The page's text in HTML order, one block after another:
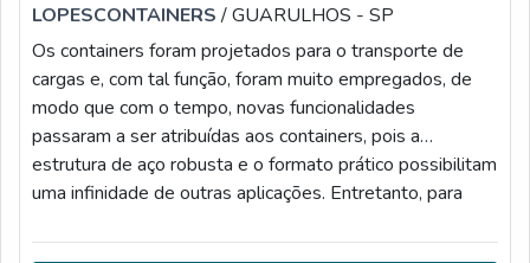
LOPESCONTAINERS/ GUARULHOS - SP
Os containers foram projetados para o transporte de
cargas e, com tal função, foram muito empregados, de
modo que com o tempo, novas funcionalidades
passaram a ser atribuídas aos containers, pois a
estrutura de aço robusta e o formato prático possibilitam
uma infinidade de outras aplicações. Entretanto, para
container SP de alta qualidade e eficiência.MAIS